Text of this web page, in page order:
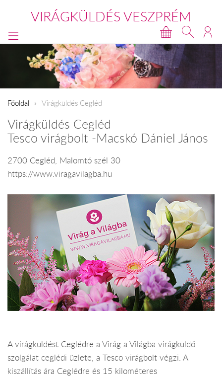
VIRÁGKÜLDÉS VESZPRÉM
Főoldal Virágküldés Cegléd
Virágküldés Cegléd
Tesco virágbolt -Macskó Dániel János
2700 Cegléd, Malomtó szél 30
https://www.viragavilagba.hu
A virágküldést Ceglédre a Virág a Világba virágküldő
szolgálat ceglédi üzlete, a Tesco virágbolt végzi. A
kiszállítás ára Ceglédre és 15 kilométeres